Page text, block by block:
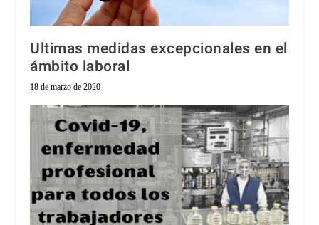
Ultimas medidas excepcionales en el
ámbito laboral
18 de marzo de 2020